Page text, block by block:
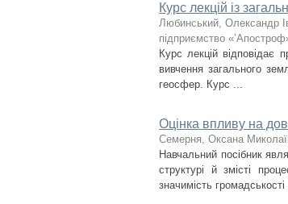
Курс лекцій із
Любинський, Олександр
підприємство
Курс лекцій відповідає
вивчення загального
геосфер. Курс ...
Оцінка впливу на
Семерня, Оксана
Навчальний посібник
структурі й змісті
значимість громадськості